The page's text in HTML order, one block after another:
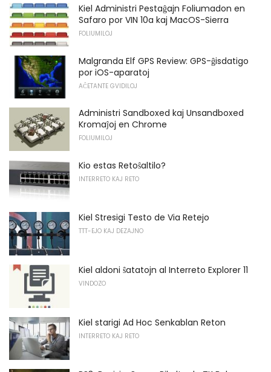
Kiel Administri Pestaĝajn Foliumadon en
Safaro por VIN 10a kaj MacOS-Sierra
FOLIUMILOJ
Malgranda Elf GPS Review: GPS-ĝisdatigo
por iOS-aparatoj
AĈETANTE GVIDILOJ
Administri Sandboxed kaj Unsandboxed
Kromaĵoj en Chrome
FOLIUMILOJ
Kio estas Retoŝaltilo?
INTERRETO KAJ RETO
Kiel Stresigi Testo de Via Retejo
TTT-EJO KAJ DEZAJNO
Kiel aldoni ŝatatojn al Interreto Explorer 11
VINDOZO
Kiel starigi Ad Hoc Senkablan Reton
INTERRETO KAJ RETO